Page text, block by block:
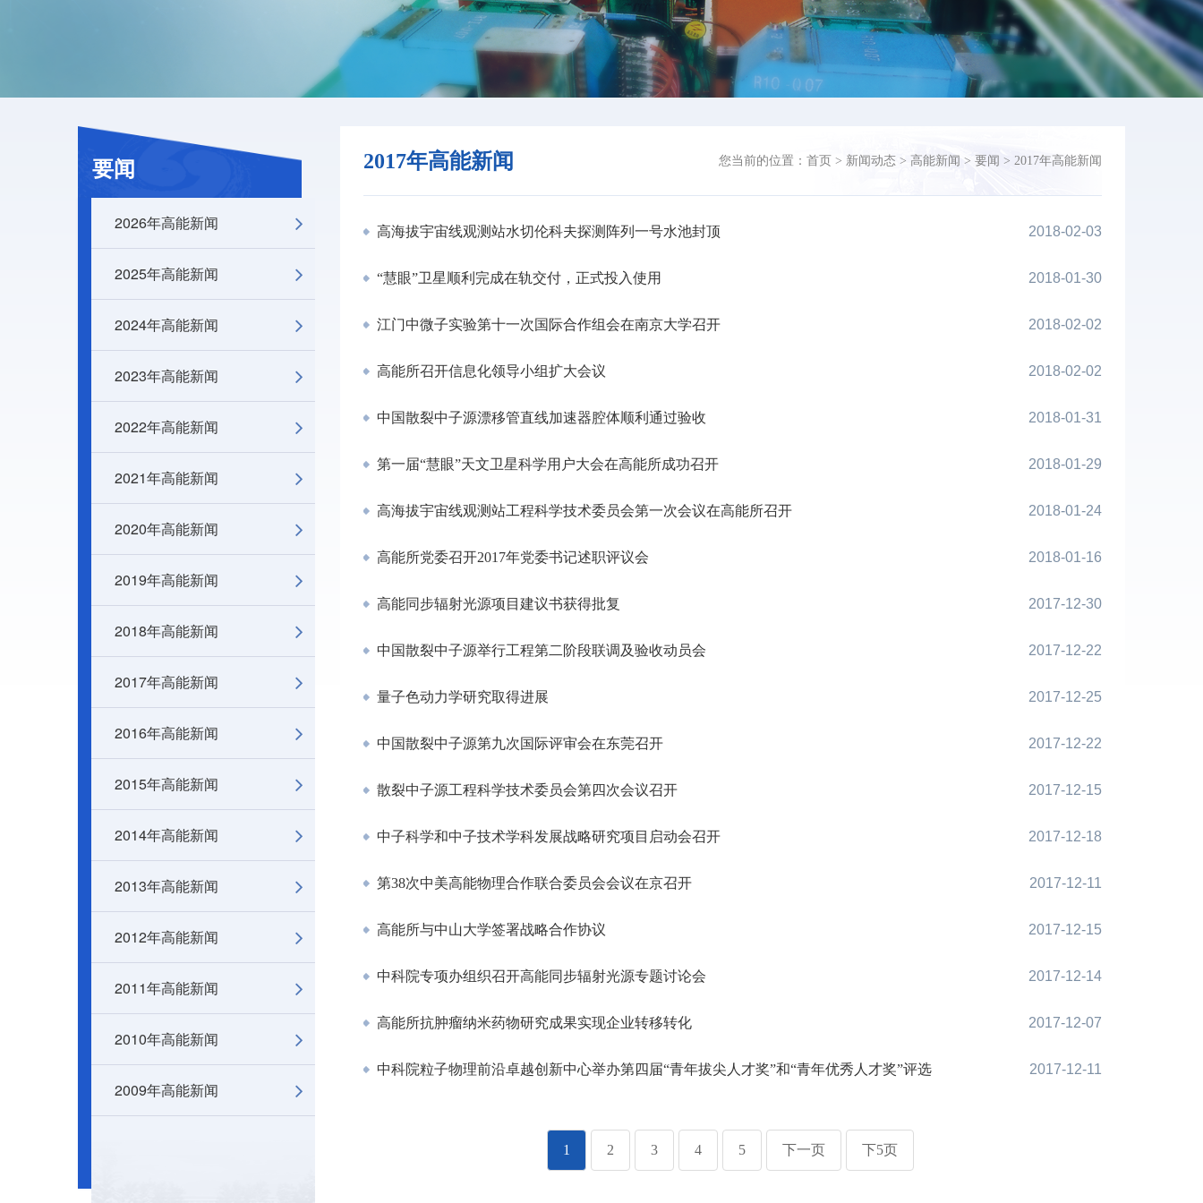
要闻
2026年高能新闻
2025年高能新闻
2024年高能新闻
2023年高能新闻
2022年高能新闻
2021年高能新闻
2020年高能新闻
2019年高能新闻
2018年高能新闻
2017年高能新闻
2016年高能新闻
2015年高能新闻
2014年高能新闻
2013年高能新闻
2012年高能新闻
2011年高能新闻
2010年高能新闻
2009年高能新闻
2017年高能新闻 您当前的位置： 首页 > 新闻动态 > 高能新闻 > 要闻 > 2017年高能新闻
高海拔宇宙线观测站水切伦科夫探测阵列一号水池封顶 2018-02-03
“慧眼”卫星顺利完成在轨交付，正式投入使用 2018-01-30
江门中微子实验第十一次国际合作组会在南京大学召开 2018-02-02
高能所召开信息化领导小组扩大会议 2018-02-02
中国散裂中子源漂移管直线加速器腔体顺利通过验收 2018-01-31
第一届“慧眼”天文卫星科学用户大会在高能所成功召开 2018-01-29
高海拔宇宙线观测站工程科学技术委员会第一次会议在高能所召开 2018-01-24
高能所党委召开2017年党委书记述职评议会 2018-01-16
高能同步辐射光源项目建议书获得批复 2017-12-30
中国散裂中子源举行工程第二阶段联调及验收动员会 2017-12-22
量子色动力学研究取得进展 2017-12-25
中国散裂中子源第九次国际评审会在东莞召开 2017-12-22
散裂中子源工程科学技术委员会第四次会议召开 2017-12-15
中子科学和中子技术学科发展战略研究项目启动会召开 2017-12-18
第38次中美高能物理合作联合委员会会议在京召开 2017-12-11
高能所与中山大学签署战略合作协议 2017-12-15
中科院专项办组织召开高能同步辐射光源专题讨论会 2017-12-14
高能所抗肿瘤纳米药物研究成果实现企业转移转化 2017-12-07
中科院粒子物理前沿卓越创新中心举办第四届“青年拔尖人才奖”和“青年优秀人才奖”评选 2017-12-11
1 2 3 4 5 下一页 下5页